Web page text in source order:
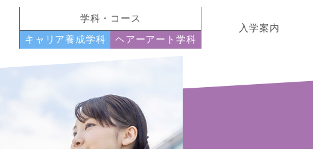
学科・コース
キャリア養成学科 ヘアーアート学科
入学案内